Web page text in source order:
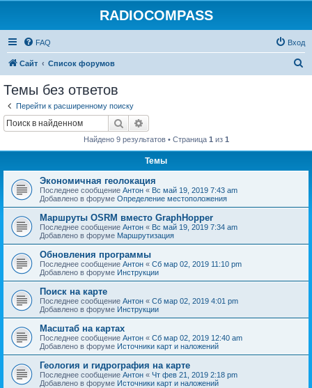
RADIOCOMPASS
FAQ Вход
Сайт Список форумов
Темы без ответов
Перейти к расширенному поиску
Поиск
Найдено 9 результатов • Страница 1 из 1
Темы
Экономичная геолокация
Последнее сообщение Антон « Вс май 19, 2019 7:43 am
Добавлено в форуме Определение местоположения
Маршруты OSRM вместо GraphHopper
Последнее сообщение Антон « Вс май 19, 2019 7:34 am
Добавлено в форуме Маршрутизация
Обновления программы
Последнее сообщение Антон « Сб мар 02, 2019 11:10 pm
Добавлено в форуме Инструкции
Поиск на карте
Последнее сообщение Антон « Сб мар 02, 2019 4:01 pm
Добавлено в форуме Инструкции
Масштаб на картах
Последнее сообщение Антон « Сб мар 02, 2019 12:40 am
Добавлено в форуме Источники карт и наложений
Геология и гидрография на карте
Последнее сообщение Антон « Чт фев 21, 2019 2:18 pm
Добавлено в форуме Источники карт и наложений